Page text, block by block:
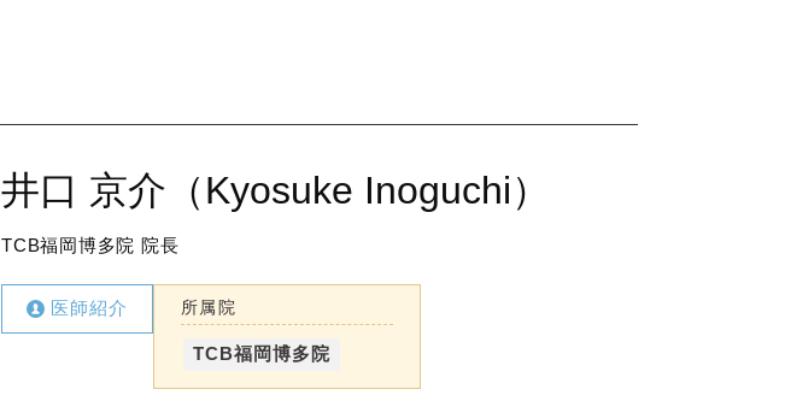
井口 京介（Kyosuke Inoguchi）
TCB福岡博多院 院長
医師紹介 所属院
TCB福岡博多院